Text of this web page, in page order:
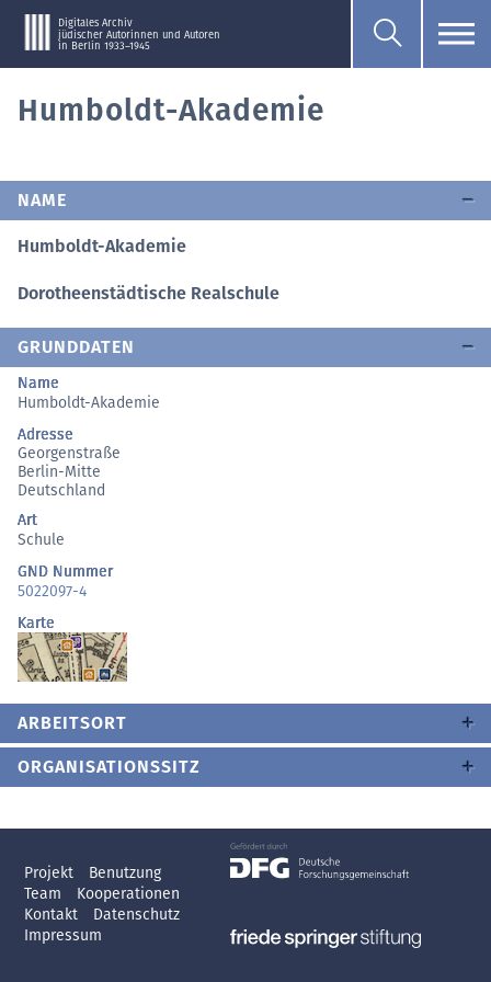
Digitales Archiv
jüdischer Autorinnen und Autoren
in Berlin 1933–1945
Humboldt-Akademie
NAME
Humboldt-Akademie
Dorotheenstädtische Realschule
GRUNDDATEN
Name
Humboldt-Akademie
Adresse
Georgenstraße
Berlin-Mitte
Deutschland
Art
Schule
GND Nummer
5022097-4
Karte
ARBEITSORT
ORGANISATIONSSITZ
Projekt
Benutzung
Team
Kooperationen
Kontakt
Datenschutz
Impressum